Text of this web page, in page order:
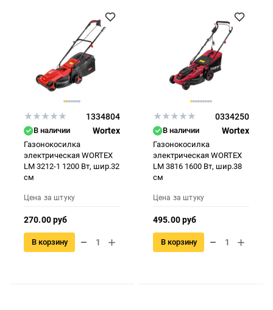
1334804
В наличии Wortex
Газонокосилка
электрическая WORTEX
LM 3212-1 1200 Вт, шир.32
см
Цена за штуку
270.00 руб
В корзину
0334250
В наличии Wortex
Газонокосилка
электрическая WORTEX
LM 3816 1600 Вт, шир.38
см
Цена за штуку
495.00 руб
В корзину